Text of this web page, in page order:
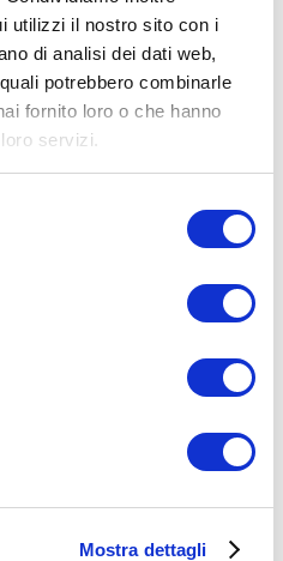
utilizzi il nostro sito con i
di analisi dei dati web,
potrebbero combinarle
fornito loro o che hanno
servizi.
Mostra dettagli